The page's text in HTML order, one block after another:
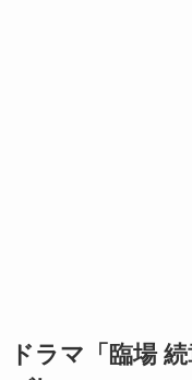
ドラマ「臨場